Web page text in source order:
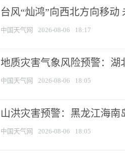
台风“灿鸿”向西北方向移动
中国天气网 2026-08-06 18:17
地质灾害气象风险预警：湖
中国天气网 2026-08-06 18:05
山洪灾害预警：黑龙江海
中国天气网 2026-08-06 18:05